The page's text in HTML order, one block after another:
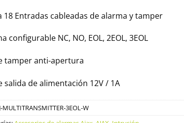
18 Entradas cableadas de alarma y tamper
configurable NC, NO, EOL, 2EOL, 3EOL
tamper anti-apertura
salida de alimentación 12V / 1A
MULTITRANSMITTER-3EOL-W